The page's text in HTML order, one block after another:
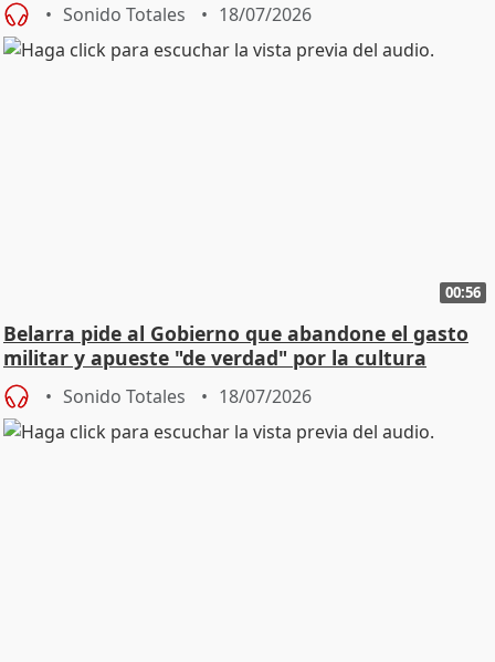
Sonido Totales 18/07/2026
00:56
Belarra pide al Gobierno que abandone el gasto
militar y apueste "de verdad" por la cultura
Sonido Totales 18/07/2026